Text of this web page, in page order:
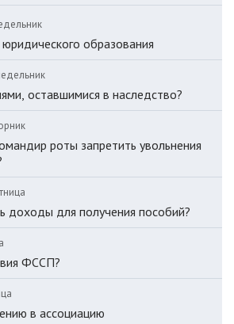
образования
оставшимися в наследство?
роты запретить увольнения
доходы для получения пособий?
ФССП?
в ассоциацию